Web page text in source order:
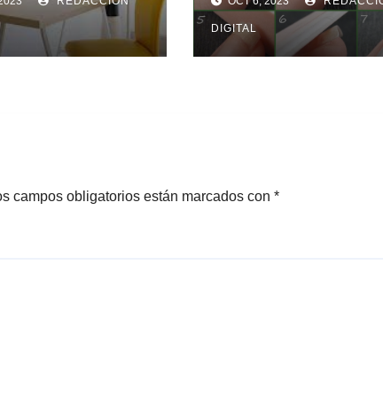
DIGITAL
campos obligatorios están marcados con *